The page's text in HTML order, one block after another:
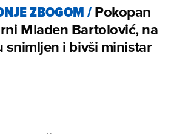
ZBOGOM/Pokopan
Mladen Bartolović, na
snimljen i bivši ministar